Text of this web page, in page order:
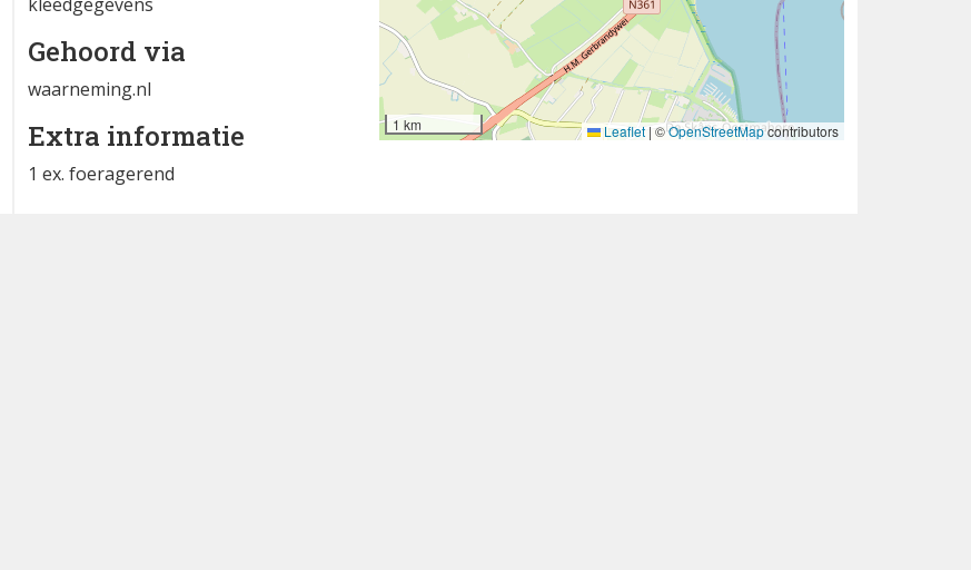
Gehoord via
waarneming.nl
Extra informatie
1 ex. foeragerend
1 km Leaflet | ©OpenStreetMapcontributors